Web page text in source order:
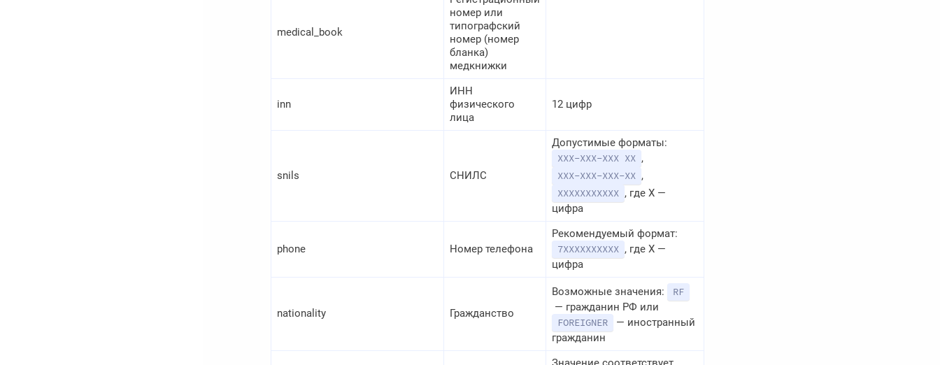
medical_book
номер или
типографский
номер (номер
бланка)
медкнижки
inn
ИНН
физического
лица
12 цифр
snils СНИЛС
Допустимые форматы:
XXX-XXX-XXX XX ,
XXX-XXX-XXX-XX ,
XXXXXXXXXXX , где X —
цифра
phone Номер телефона
Рекомендуемый формат:
7ХХХХХХХХХХ , где X —
цифра
nationality Гражданство
Возможные значения: RF
— гражданин РФ или
FOREIGNER
— иностранный
гражданин